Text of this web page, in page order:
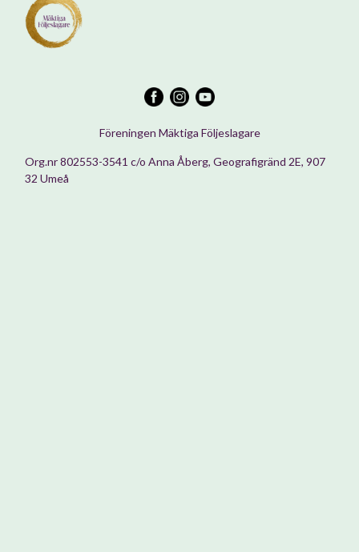
Föreningen Mäktiga Följeslagare
Org.nr 802553-3541 c/o Anna Åberg, Geografigränd 2E, 907
32 Umeå